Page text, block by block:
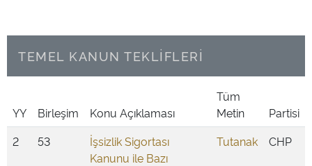
TEMEL KANUN TEKLİFLERİ
YY Birleşim Konu Açıklaması
Tüm
Metin
Partisi
2
53
İşsizlik Sigortası
Kanunu ile Bazı
Tutanak CHP